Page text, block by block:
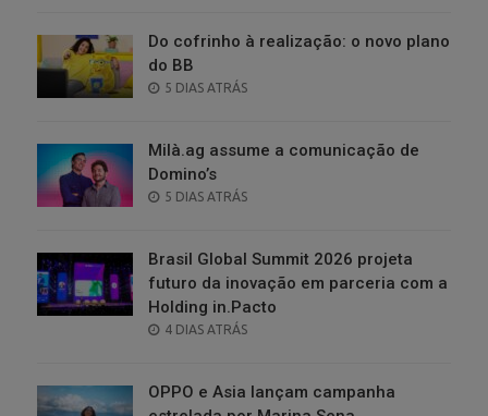
Do cofrinho à realização: o novo plano
do BB
POSTED
5 DIAS ATRÁS
Milà.ag assume a comunicação de
Domino’s
POSTED
5 DIAS ATRÁS
Brasil Global Summit 2026 projeta
futuro da inovação em parceria com a
Holding in.Pacto
POSTED
4 DIAS ATRÁS
OPPO e Asia lançam campanha